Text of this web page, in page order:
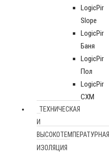
LogicPir
Slope
LogicPir
Баня
LogicPir
Пол
LogicPir
СХМ
ТЕХНИЧЕСКАЯ
И
ВЫСОКОТЕМПЕРАТУРНАЯ
ИЗОЛЯЦИЯ